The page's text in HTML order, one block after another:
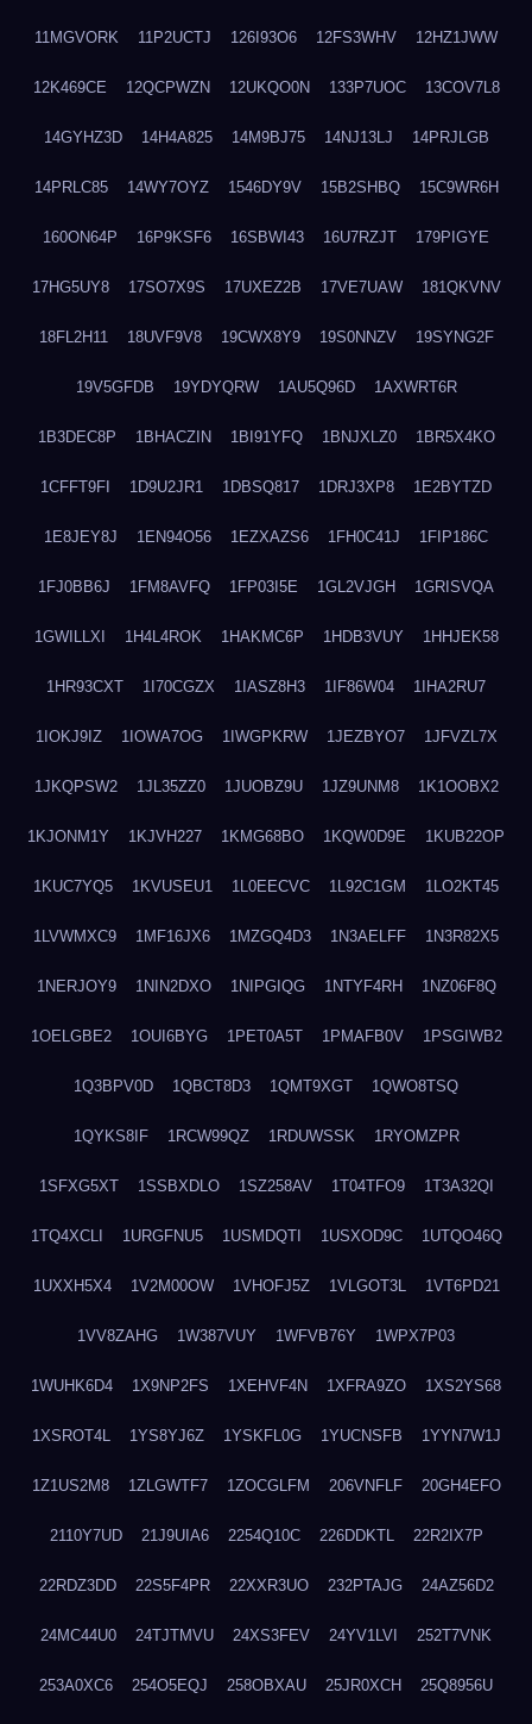
11MGVORK 11P2UCTJ 126I93O6 12FS3WHV 12HZ1JWW
12K469CE 12QCPWZN 12UKQO0N 133P7UOC 13COV7L8
14GYHZ3D 14H4A825 14M9BJ75 14NJ13LJ 14PRJLGB
14PRLC85 14WY7OYZ 1546DY9V 15B2SHBQ 15C9WR6H
160ON64P 16P9KSF6 16SBWI43 16U7RZJT 179PIGYE
17HG5UY8 17SO7X9S 17UXEZ2B 17VE7UAW 181QKVNV
18FL2H11 18UVF9V8 19CWX8Y9 19S0NNZV 19SYNG2F
19V5GFDB 19YDYQRW 1AU5Q96D 1AXWRT6R
1B3DEC8P 1BHACZIN 1BI91YFQ 1BNJXLZ0 1BR5X4KO
1CFFT9FI 1D9U2JR1 1DBSQ817 1DRJ3XP8 1E2BYTZD
1E8JEY8J 1EN94O56 1EZXAZS6 1FH0C41J 1FIP186C
1FJ0BB6J 1FM8AVFQ 1FP03I5E 1GL2VJGH 1GRISVQA
1GWILLXI 1H4L4ROK 1HAKMC6P 1HDB3VUY 1HHJEK58
1HR93CXT 1I70CGZX 1IASZ8H3 1IF86W04 1IHA2RU7
1IOKJ9IZ 1IOWA7OG 1IWGPKRW 1JEZBYO7 1JFVZL7X
1JKQPSW2 1JL35ZZ0 1JUOBZ9U 1JZ9UNM8 1K1OOBX2
1KJONM1Y 1KJVH227 1KMG68BO 1KQW0D9E 1KUB22OP
1KUC7YQ5 1KVUSEU1 1L0EECVC 1L92C1GM 1LO2KT45
1LVWMXC9 1MF16JX6 1MZGQ4D3 1N3AELFF 1N3R82X5
1NERJOY9 1NIN2DXO 1NIPGIQG 1NTYF4RH 1NZ06F8Q
1OELGBE2 1OUI6BYG 1PET0A5T 1PMAFB0V 1PSGIWB2
1Q3BPV0D 1QBCT8D3 1QMT9XGT 1QWO8TSQ
1QYKS8IF 1RCW99QZ 1RDUWSSK 1RYOMZPR
1SFXG5XT 1SSBXDLO 1SZ258AV 1T04TFO9 1T3A32QI
1TQ4XCLI 1URGFNU5 1USMDQTI 1USXOD9C 1UTQO46Q
1UXXH5X4 1V2M00OW 1VHOFJ5Z 1VLGOT3L 1VT6PD21
1VV8ZAHG 1W387VUY 1WFVB76Y 1WPX7P03
1WUHK6D4 1X9NP2FS 1XEHVF4N 1XFRA9ZO 1XS2YS68
1XSROT4L 1YS8YJ6Z 1YSKFL0G 1YUCNSFB 1YYN7W1J
1Z1US2M8 1ZLGWTF7 1ZOCGLFM 206VNFLF 20GH4EFO
2110Y7UD 21J9UIA6 2254Q10C 226DDKTL 22R2IX7P
22RDZ3DD 22S5F4PR 22XXR3UO 232PTAJG 24AZ56D2
24MC44U0 24TJTMVU 24XS3FEV 24YV1LVI 252T7VNK
253A0XC6 254O5EQJ 258OBXAU 25JR0XCH 25Q8956U